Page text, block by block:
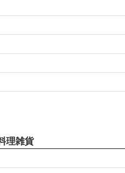
理雑貨